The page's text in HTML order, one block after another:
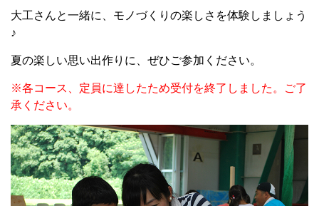
大工さんと一緒に、モノづくりの楽しさを体験しましょう
♪
夏の楽しい思い出作りに、ぜひご参加ください。
※各コース、定員に達したため受付を終了しました。ご了
承ください。